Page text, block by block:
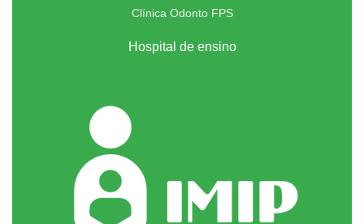
Clínica Odonto FPS
Hospital de ensino